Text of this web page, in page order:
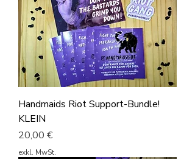
Handmaids Riot Support-Bundle!
KLEIN
Preis
20,00 €
exkl. MwSt.